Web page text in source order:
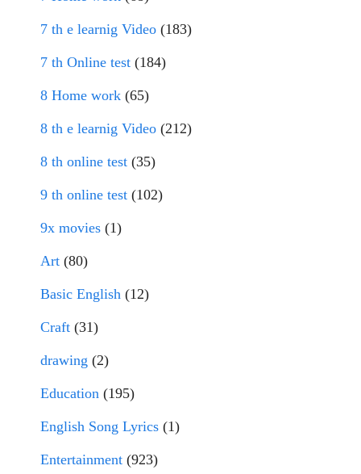
7 th e learnig Video (183)
7 th Online test (184)
8 Home work (65)
8 th e learnig Video (212)
8 th online test (35)
9 th online test (102)
9x movies (1)
Art (80)
Basic English (12)
Craft (31)
drawing (2)
Education (195)
English Song Lyrics (1)
Entertainment (923)